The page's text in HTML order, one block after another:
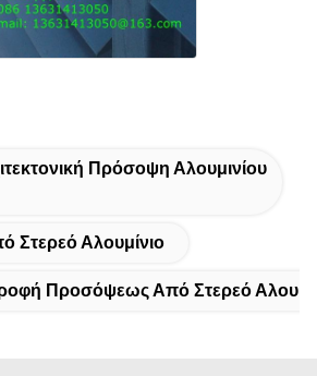
Πρόσοψη Αλουμινίου
Στερεό Αλουμίνιο
Προσόψεως Από Στερεό